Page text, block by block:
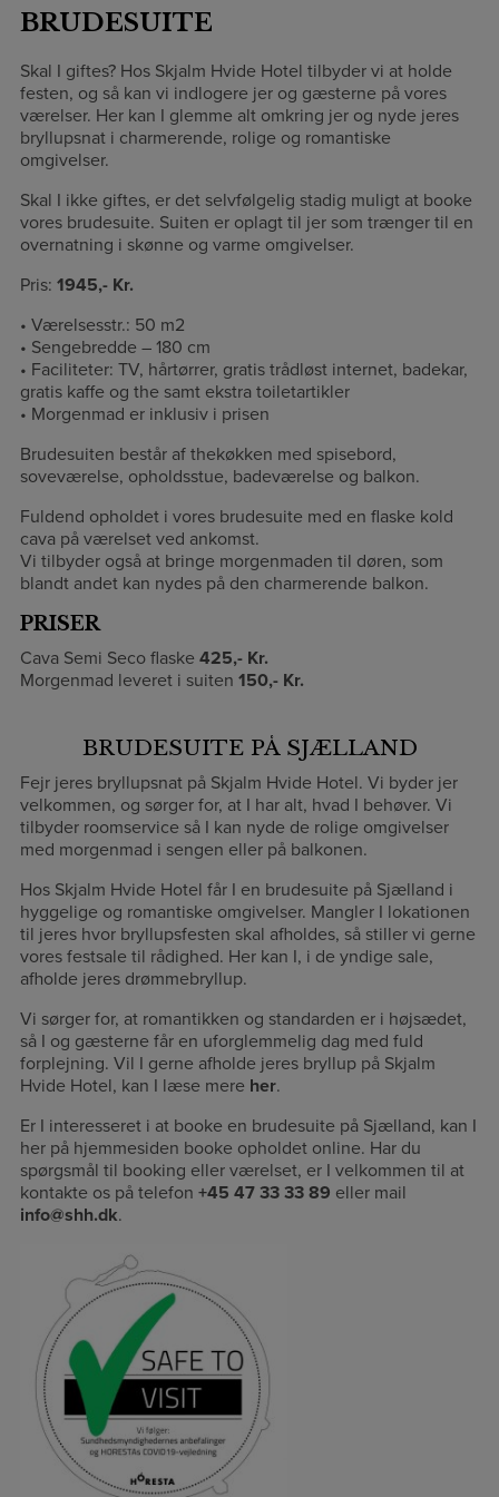
BRUDESUITE
Skal I giftes? Hos Skjalm Hvide Hotel tilbyder vi at holde
festen, og så kan vi indlogere jer og gæsterne på vores
værelser. Her kan I glemme alt omkring jer og nyde jeres
bryllupsnat i charmerende, rolige og romantiske
omgivelser.
Skal I ikke giftes, er det selvfølgelig stadig muligt at booke
vores brudesuite. Suiten er oplagt til jer som trænger til en
overnatning i skønne og varme omgivelser.
Pris: 1945,- Kr.
• Værelsesstr.: 50 m2
• Sengebredde – 180 cm
• Faciliteter: TV, hårtørrer, gratis trådløst internet, badekar,
gratis kaffe og the samt ekstra toiletartikler
• Morgenmad er inklusiv i prisen
Brudesuiten består af thekøkken med spisebord,
soveværelse, opholdsstue, badeværelse og balkon.
Fuldend opholdet i vores brudesuite med en flaske kold
cava på værelset ved ankomst.
Vi tilbyder også at bringe morgenmaden til døren, som
blandt andet kan nydes på den charmerende balkon.
PRISER
Cava Semi Seco flaske 425,- Kr.
Morgenmad leveret i suiten 150,- Kr.
BRUDESUITE PÅ SJÆLLAND
Fejr jeres bryllupsnat på Skjalm Hvide Hotel. Vi byder jer
velkommen, og sørger for, at I har alt, hvad I behøver. Vi
tilbyder roomservice så I kan nyde de rolige omgivelser
med morgenmad i sengen eller på balkonen.
Hos Skjalm Hvide Hotel får I en brudesuite på Sjælland i
hyggelige og romantiske omgivelser. Mangler I lokationen
til jeres hvor bryllupsfesten skal afholdes, så stiller vi gerne
vores festsale til rådighed. Her kan I, i de yndige sale,
afholde jeres drømmebryllup.
Vi sørger for, at romantikken og standarden er i højsædet,
så I og gæsterne får en uforglemmelig dag med fuld
forplejning. Vil I gerne afholde jeres bryllup på Skjalm
Hvide Hotel, kan I læse mere her.
Er I interesseret i at booke en brudesuite på Sjælland, kan I
her på hjemmesiden booke opholdet online. Har du
spørgsmål til booking eller værelset, er I velkommen til at
kontakte os på telefon +45 47 33 33 89 eller mail
info@shh.dk.